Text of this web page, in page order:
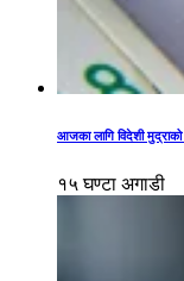
आजका लागि विदेशी मुद्राको
१५ घण्टा अगाडी